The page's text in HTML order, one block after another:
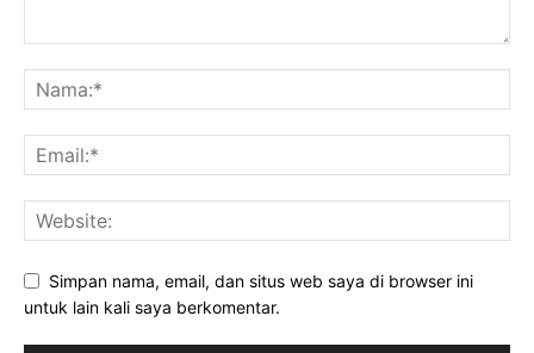
Simpan nama, email, dan situs web saya di browser ini
untuk lain kali saya berkomentar.